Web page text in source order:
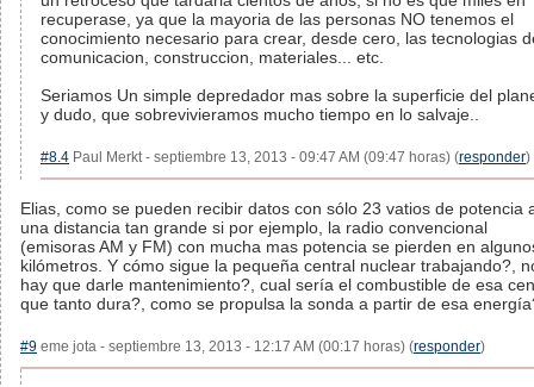
recuperase, ya que la mayoria de las personas NO tenemos el
conocimiento necesario para crear, desde cero, las tecnologias
comunicacion, construccion, materiales... etc.
Seriamos Un simple depredador mas sobre la superficie del
y dudo, que sobrevivieramos mucho tiempo en lo salvaje..
#8.4 Paul Merkt - septiembre 13, 2013 - 09:47 AM (09:47 horas) (responder)
Elias, como se pueden recibir datos con sólo 23 vatios de potencia
una distancia tan grande si por ejemplo, la radio convencional
(emisoras AM y FM) con mucha mas potencia se pierden en
kilómetros. Y cómo sigue la pequeña central nuclear trabajando?,
hay que darle mantenimiento?, cual sería el combustible de esa
que tanto dura?, como se propulsa la sonda a partir de esa
#9 eme jota - septiembre 13, 2013 - 12:17 AM (00:17 horas) (responder)